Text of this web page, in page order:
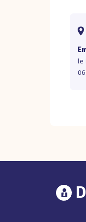
le